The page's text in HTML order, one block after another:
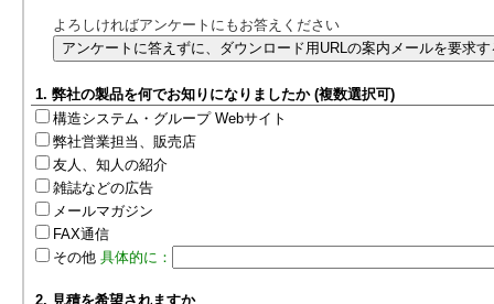
よろしければアンケートにもお答えください
1. 弊社の製品を何でお知りになりましたか (複数選択可)
構造システム・グループ Webサイト
弊社営業担当、販売店
友人、知人の紹介
雑誌などの広告
メールマガジン
FAX通信
その他 具体的に：
2. 見積を希望されますか